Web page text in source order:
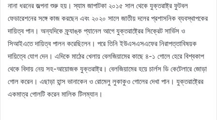
নানা ধরনের জল্পনা শুরু হয়। স্যাম জাপাটকা ২০১৫ সাল থেকে যুক্তরাষ্ট্র ফুটবল
ফেডারেশনের সঙ্গে কাজ করছেন এবং ২০২০ সালে জাতীয় দলের প্রশাসনিক ব্যবস্থাপকের
দায়িত্ব পান। অন্যদিকে ফ্র্যাঙ্ক প্যানেল আগে যুক্তরাষ্ট্রের সিক্রেট সার্ভিস ও
সিআইএতে দায়িত্ব পালন করেছিলেন। পরে তিনি ইউএসএসএফের নিরাপত্তাবিষয়ক
দায়িত্বে যোগ দেন। এদিকে মাঠের খেলায় বেলজিয়ামের কাছে ৪-১ গোলে হেরে বিশ্বকাপ
থেকে বিদায় নেয় সহ-আয়োজক যুক্তরাষ্ট্র। বেলজিয়ামের হয়ে চার্লস ডি কেটেলারে জোড়া
গোল করেন। এছাড়া হান্স ভানাকেন ও রোমেলু লুকাকুও গোলের দেখা পান। যুক্তরাষ্ট্রের
একমাত্র গোলটি করেন মালিক টিলম্যান।